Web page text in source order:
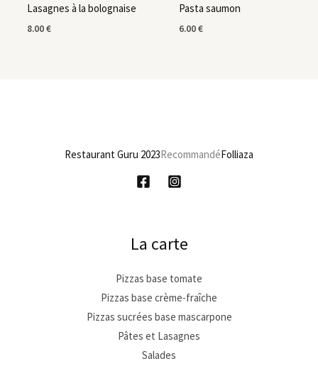
Lasagnes à la bolognaise
8.00€
Pasta saumon
6.00€
Restaurant Guru 2023RecommandéFolliaza
La carte
Pizzas base tomate
Pizzas base crème-fraîche
Pizzas sucrées base mascarpone
Pâtes et Lasagnes
Salades